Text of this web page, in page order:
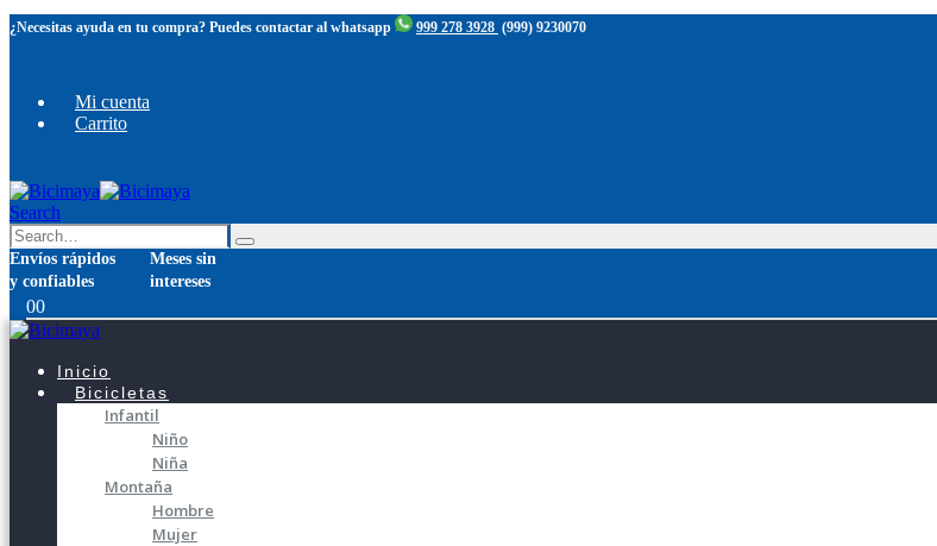
¿Necesitas ayuda en tu compra? Puedes contactar al whatsapp 999 278 3928 (999) 9230070
Mi cuenta
Carrito
Search
Envíos rápidos
y confiables
Meses sin
intereses
00
Inicio
Bicicletas
Infantil
Niño
Niña
Montaña
Hombre
Mujer